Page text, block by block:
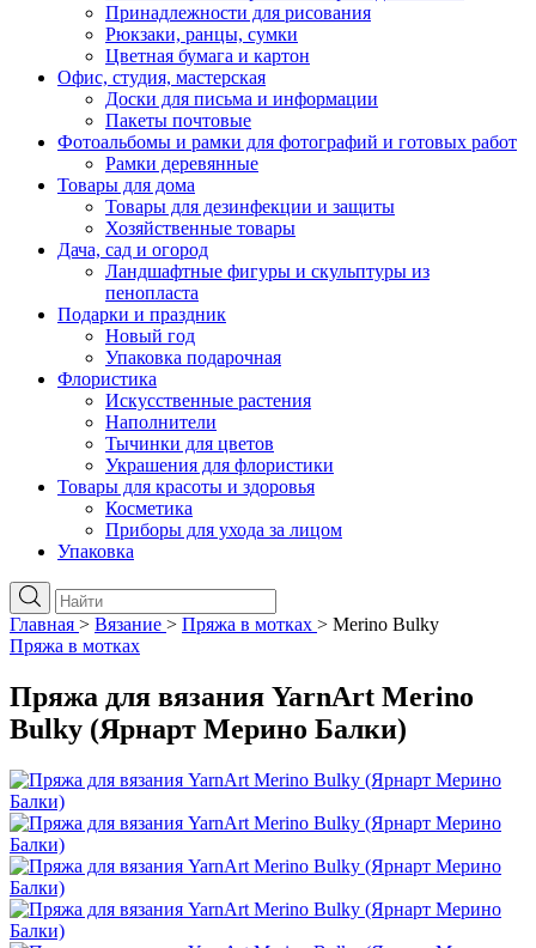
Принадлежности для рисования
Рюкзаки, ранцы, сумки
Цветная бумага и картон
Офис, студия, мастерская
Доски для письма и информации
Пакеты почтовые
Фотоальбомы и рамки для фотографий и готовых работ
Рамки деревянные
Товары для дома
Товары для дезинфекции и защиты
Хозяйственные товары
Дача, сад и огород
Ландшафтные фигуры и скульптуры из
пенопласта
Подарки и праздник
Новый год
Упаковка подарочная
Флористика
Искусственные растения
Наполнители
Тычинки для цветов
Украшения для флористики
Товары для красоты и здоровья
Косметика
Приборы для ухода за лицом
Упаковка
Главная > Вязание > Пряжа в мотках > Merino Bulky
Пряжа в мотках
Пряжа для вязания YarnArt Merino
Bulky (Ярнарт Мерино Балки)